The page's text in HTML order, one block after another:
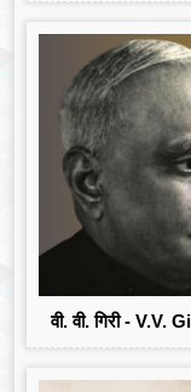
वी. वी. गिरी - V.V.